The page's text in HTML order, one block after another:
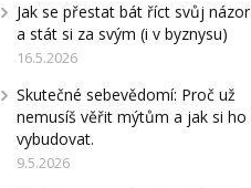
Jak se přestat bát říct svůj názor
a stát si za svým (i v byznysu)
16.5.2026
Skutečné sebevědomí: Proč už
nemusíš věřit mýtům a jak si ho
vybudovat.
9.5.2026